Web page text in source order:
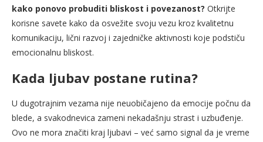
kako ponovo probuditi bliskost i povezanost? Otkrijte
korisne savete kako da osvežite svoju vezu kroz kvalitetnu
komunikaciju, lični razvoj i zajedničke aktivnosti koje podstiču
emocionalnu bliskost.
Kada ljubav postane rutina?
U dugotrajnim vezama nije neuobičajeno da emocije počnu da
blede, a svakodnevica zameni nekadašnju strast i uzbuđenje.
Ovo ne mora značiti kraj ljubavi – već samo signal da je vreme